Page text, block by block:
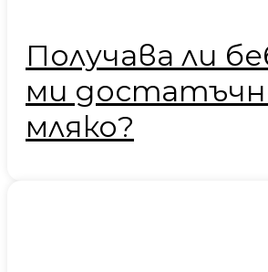
Получава ли
ми
мляко?